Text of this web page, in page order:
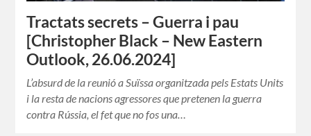
Tractats secrets – Guerra i pau
[Christopher Black – New Eastern
Outlook, 26.06.2024]
L’absurd de la reunió a Suïssa organitzada pels Estats Units
i la resta de nacions agressores que pretenen la guerra
contra Rússia, el fet que no fos una…